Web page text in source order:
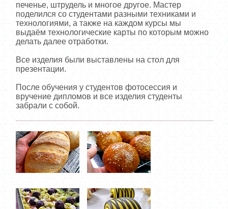
печенье, штрудель и многое другое. Мастер
поделился со студентами разными техниками и
технологиями, а также на каждом курсы мы
выдаём технологические карты по которым можно
делать далее отработки.
Все изделия были выставлены на стол для
презентации.
После обучения у студентов фотосессия и
вручение дипломов и все изделия студенты
забрали с собой.